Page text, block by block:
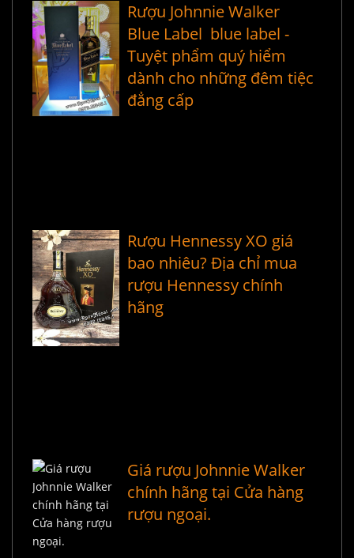
Rượu Johnnie Walker
Blue Label blue label -
Tuyệt phẩm quý hiểm
dành cho những đêm tiệc
đẳng cấp
Rượu Hennessy XO giá
bao nhiêu? Địa chỉ mua
rượu Hennessy chính
hãng
Giá rượu Johnnie Walker
chính hãng tại Cửa hàng
rượu ngoại.